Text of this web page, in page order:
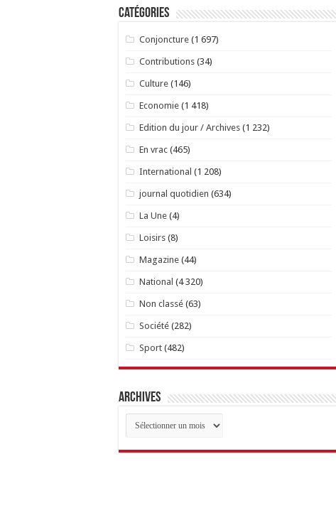
Catégories
Conjoncture(1 697)
Contributions(34)
Culture(146)
Economie(1 418)
Edition du jour / Archives(1 232)
En vrac(465)
International (1 208)
journal quotidien (634)
La Une(4)
Loisirs(8)
Magazine(44)
National (4 320)
Non classé(63)
Société(282)
Sport(482)
Archives
Archives